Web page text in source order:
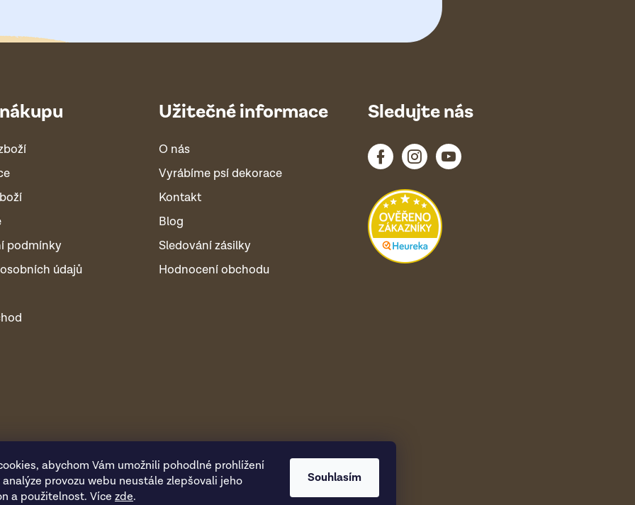
abychom Vám umožnili pohodlné prohlížení
provozu webu neustále zlepšovali jeho
a použitelnost. Více zde.
Souhlasím
podmínky
údajů
Užitečné informace
O nás
Vyrábíme psí dekorace
Kontakt
Blog
Sledování zásilky
Hodnocení obchodu
Sledujte nás